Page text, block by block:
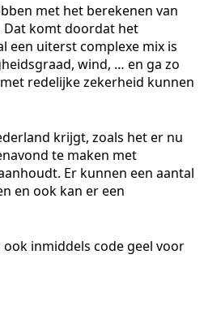
met het berekenen van
Dat komt doordat het
een uiterst complexe mix is
wind, … en ga zo
redelijke zekerheid kunnen
krijgt, zoals het er nu
te maken met
Er kunnen een aantal
en ook kan er een
inmiddels code geel voor